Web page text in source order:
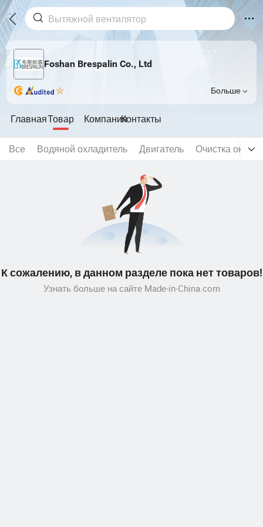
Foshan Brespalin Co., Ltd
Больше
ГлавнаяТовар КомпанияКонтакты
Все Водяной охладитель Двигатель Очистка окна
К сожалению, в данном разделе пока нет товаров!
Узнать больше на сайте Made-in-China.com